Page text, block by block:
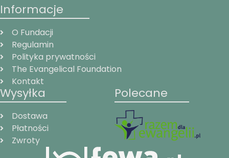
Informacje
O Fundacji
Regulamin
Polityka prywatności
The Evangelical Foundation
Kontakt
Wysyłka
Dostawa
Płatności
Zwroty
Polecane